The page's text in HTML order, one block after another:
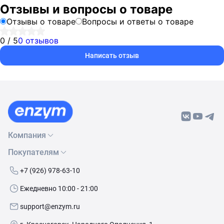
Отзывы и вопросы о товаре
Отзывы о товаре
Вопросы и ответы о товаре
0 / 50 отзывов
Написать отзыв
Компания
О нас
Бренды
Контакты
Покупателям
Как сделать заказ
Условия доставки
+7 (926) 978-63-10
Ежедневно 10:00 - 21:00
support@enzym.ru